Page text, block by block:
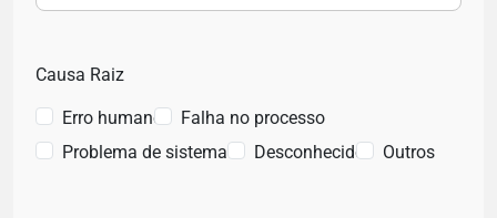
Causa Raiz
Erro humano
Falha no processo
Problema de sistemas
Desconhecido Outros